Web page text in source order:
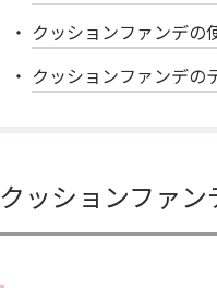
クッションファンデの
クッションファンデの
クッションファ